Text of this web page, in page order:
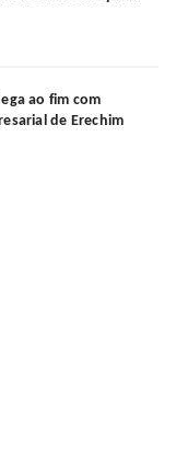
ao fim com
de Erechim